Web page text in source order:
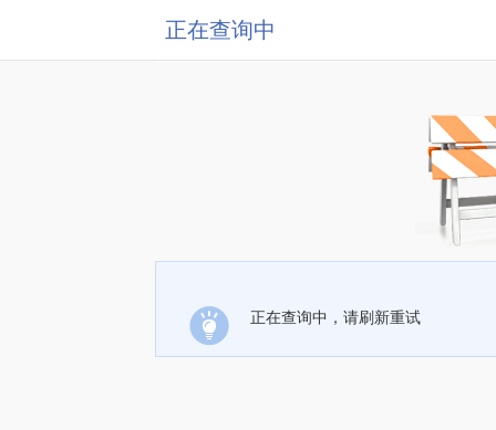
正在查询中
正在查询中，请刷新重试